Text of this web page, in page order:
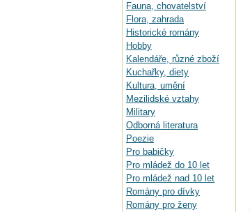
Fauna, chovatelství
Flora, zahrada
Historické romány
Hobby
Kalendáře, různé zboží
Kuchařky, diety
Kultura, umění
Mezilidské vztahy
Military
Odborná literatura
Poezie
Pro babičky
Pro mládež do 10 let
Pro mládež nad 10 let
Romány pro dívky
Romány pro ženy